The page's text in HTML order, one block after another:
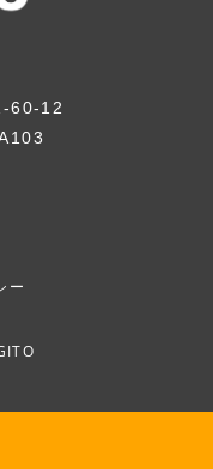
60-12
ー